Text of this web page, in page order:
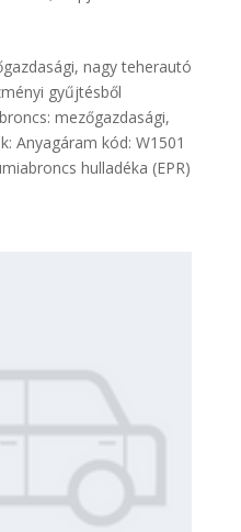
nagy teherautó
gyűjtésből
mezőgazdasági,
Anyagáram kód: W1501
hulladéka (EPR)